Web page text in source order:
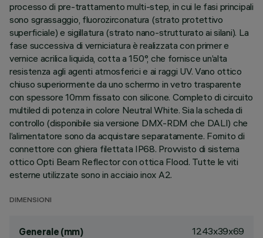
processo di pre-trattamento multi-step, in cui le fasi principali
sono sgrassaggio, fluorozirconatura (strato protettivo
superficiale) e sigillatura (strato nano-strutturato ai silani). La
fase successiva di verniciatura è realizzata con primer e
vernice acrilica liquida, cotta a 150°, che fornisce un’alta
resistenza agli agenti atmosferici e ai raggi UV. Vano ottico
chiuso superiormente da uno schermo in vetro trasparente
con spessore 10mm fissato con silicone. Completo di circuito
multiled di potenza in colore Neutral White. Sia la scheda di
controllo (disponibile sia versione DMX-RDM che DALI) che
l’alimentatore sono da acquistare separatamente. Fornito di
connettore con ghiera filettata IP68. Provvisto di sistema
ottico Opti Beam Reflector con ottica Flood. Tutte le viti
esterne utilizzate sono in acciaio inox A2.
DIMENSIONI
Generale (mm) 1243x39x69